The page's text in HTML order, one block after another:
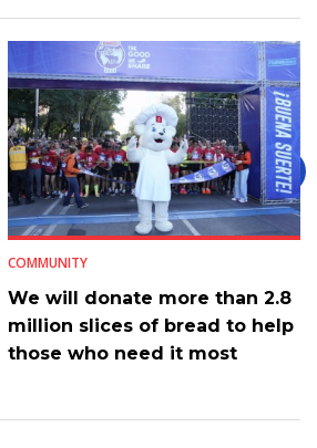
COMMUNITY
We will donate more than 2.8
million slices of bread to help
those who need it most